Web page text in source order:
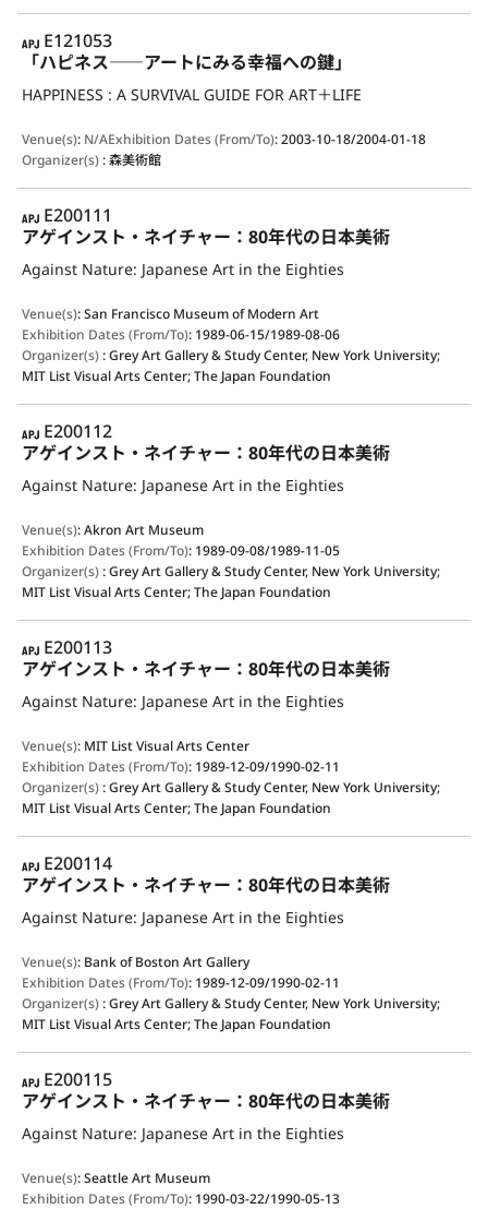
APJ
E121053
「ハピネス――アートにみる幸福への鍵」
HAPPINESS : A SURVIVAL GUIDE FOR ART＋LIFE
Venue(s): N/AExhibition Dates (From/To):2003-10-18/2004-01-18
Organizer(s):森美術館
APJ
E200111
アゲインスト・ネイチャー：80年代の日本美術
Against Nature: Japanese Art in the Eighties
Venue(s):San Francisco Museum of Modern Art
Exhibition Dates (From/To): 1989-06-15/1989-08-06
Organizer(s):Grey Art Gallery & Study Center, New York University;
MIT List Visual Arts Center; The Japan Foundation
APJ
E200112
アゲインスト・ネイチャー：80年代の日本美術
Against Nature: Japanese Art in the Eighties
Venue(s):Akron Art Museum
Exhibition Dates (From/To): 1989-09-08/1989-11-05
Organizer(s):Grey Art Gallery & Study Center, New York University;
MIT List Visual Arts Center; The Japan Foundation
APJ
E200113
アゲインスト・ネイチャー：80年代の日本美術
Against Nature: Japanese Art in the Eighties
Venue(s): MIT List Visual Arts Center
Exhibition Dates (From/To): 1989-12-09/1990-02-11
Organizer(s):Grey Art Gallery & Study Center, New York University;
MIT List Visual Arts Center; The Japan Foundation
APJ
E200114
アゲインスト・ネイチャー：80年代の日本美術
Against Nature: Japanese Art in the Eighties
Venue(s): Bank of Boston Art Gallery
Exhibition Dates (From/To): 1989-12-09/1990-02-11
Organizer(s):Grey Art Gallery & Study Center, New York University;
MIT List Visual Arts Center; The Japan Foundation
APJ
E200115
アゲインスト・ネイチャー：80年代の日本美術
Against Nature: Japanese Art in the Eighties
Venue(s):Seattle Art Museum
Exhibition Dates (From/To): 1990-03-22/1990-05-13